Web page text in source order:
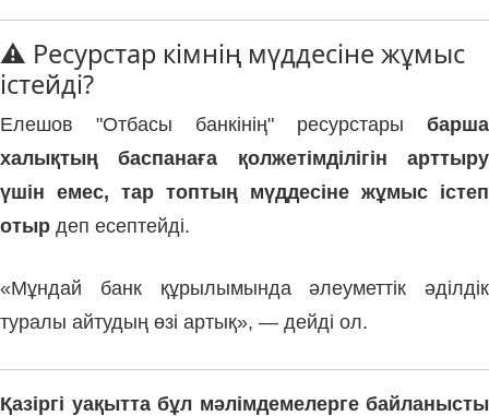
⚠️ Ресурстар кімнің мүддесіне жұмыс
істейді?
Елешов "Отбасы банкінің" ресурстары барша
халықтың баспанаға қолжетімділігін арттыру
үшін емес, тар топтың мүддесіне жұмыс істеп
отыр деп есептейді.
«Мұндай банк құрылымында әлеуметтік әділдік
туралы айтудың өзі артық», — дейді ол.
Қазіргі уақытта бұл мәлімдемелерге байланысты